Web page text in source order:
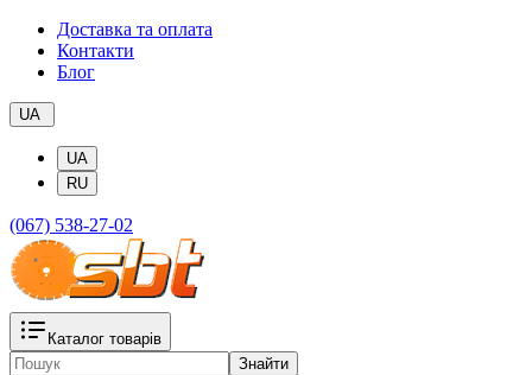
Доставка та оплата
Контакти
Блог
UA
UA
RU
(067) 538-27-02
Каталог товарів
Знайти